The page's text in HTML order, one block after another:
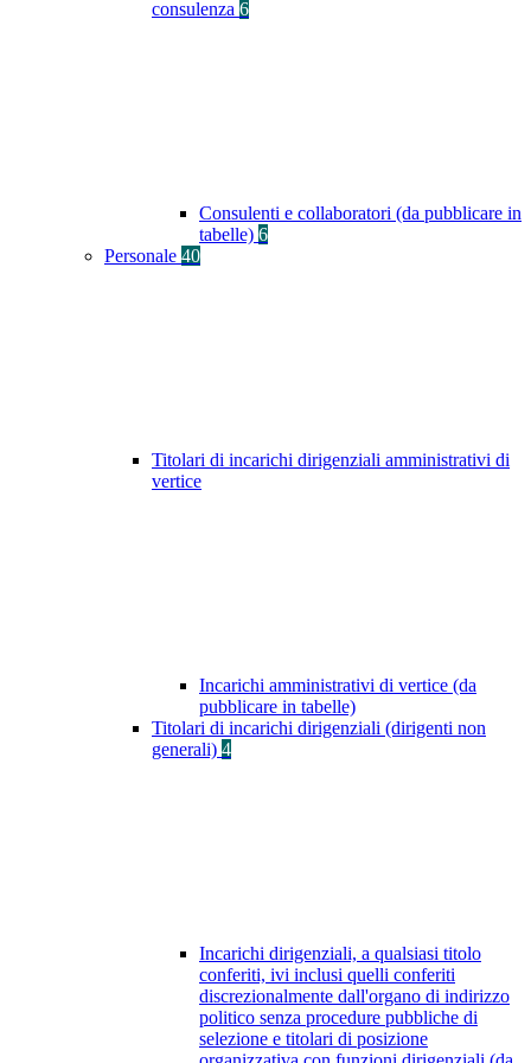
consulenza 6
Consulenti e collaboratori (da pubblicare in
tabelle) 6
Personale 40
Titolari di incarichi dirigenziali amministrativi di
vertice
Incarichi amministrativi di vertice (da
pubblicare in tabelle)
Titolari di incarichi dirigenziali (dirigenti non
generali) 4
Incarichi dirigenziali, a qualsiasi titolo
conferiti, ivi inclusi quelli conferiti
discrezionalmente dall'organo di indirizzo
politico senza procedure pubbliche di
selezione e titolari di posizione